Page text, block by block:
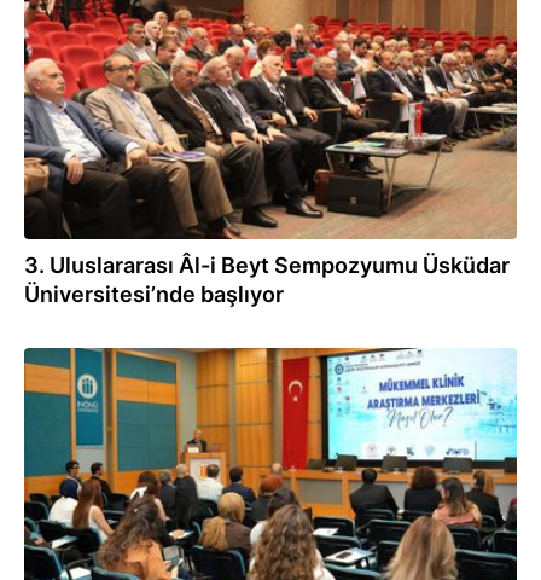
25.06.2026
3. Uluslararası Âl-i Beyt Sempozyumu Üsküdar
Üniversitesi’nde başlıyor
25.06.2026